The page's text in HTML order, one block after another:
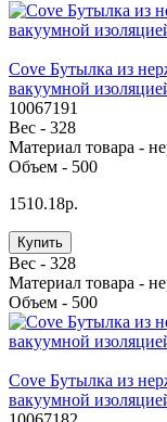
Cove Бутылка из
вакуумной
10067191
Вес - 328
Материал товара -
Объем - 500
1510.18р.
Купить
Вес - 328
Материал товара -
Объем - 500
Cove Бутылка из
вакуумной